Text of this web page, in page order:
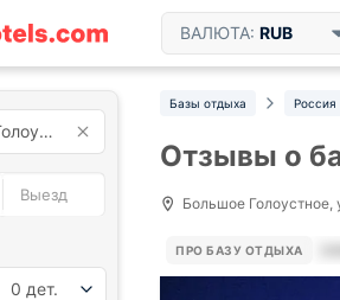
ВАЛЮТА: RUB
Базы отдыха Россия
Отзывы о
Большое Голоустное,
ПРО БАЗУ ОТДЫХА
0 дет.